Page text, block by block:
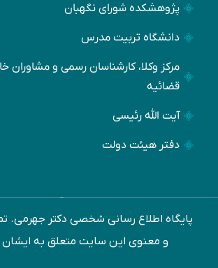
پژوهشکده شورای نگهبان
دانشگاه تربیت مدرس
مرکز وکلا، کارشناسان رسمی و مشاوران
قضائیه
آیت الله رئیسی
دفتر هیئت دولت
ﭘﺎﯾﮕﺎه اﻃﻼع رﺳﺎﻧﯽ ﺷﺨﺼﯽ دﮐﺘﺮ ﺟﻬﺮﻣﯽ.
و ﻣﻌﻨﻮی اﯾﻦ ﺳﺎﯾﺖ ﻣﺘﻌﻠﻖ ﺑﻪ